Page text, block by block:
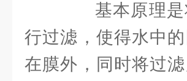
基本原理是
行过滤，使得水中
在膜外，同时将过